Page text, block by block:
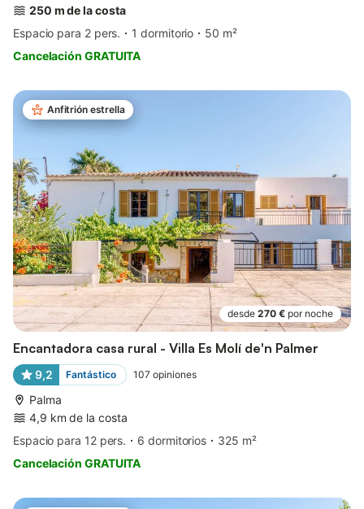
250 m de la costa
Espacio para 2 pers.
1 dormitorio
50 m²
Cancelación GRATUITA
Anfitrión estrella
desde 270 € por noche
Encantadora casa rural - Villa Es Molí de'n Palmer
9,2 Fantástico 107 opiniones
Palma
4,9 km de la costa
Espacio para 12 pers.
6 dormitorios
325 m²
Cancelación GRATUITA